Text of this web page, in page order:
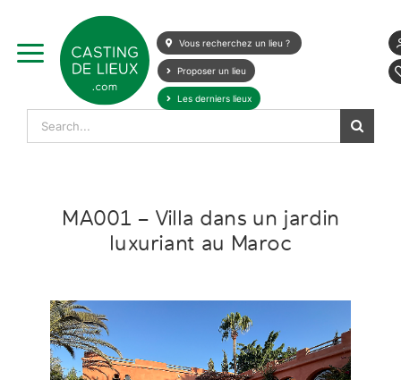
content
Vous recherchez un lieu ?
Proposer un lieu
Les derniers lieux
Search
for:
MA001 – Villa dans un jardin
luxuriant au Maroc